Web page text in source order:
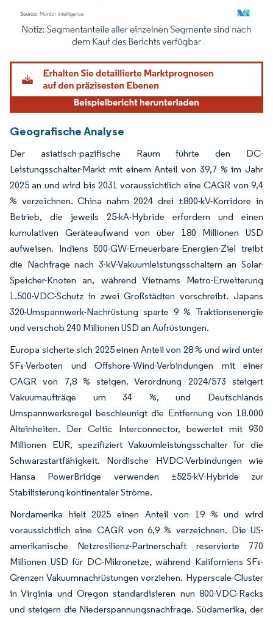
Bild © Mordor Intelligence. Wiederverwendung erfordert Namensnennung
Geografische Analyse
Der asiatisch-pazifische Raum führte den DC-
Leistungsschalter-Markt mit einem Anteil von 39,7 % im Jahr
2025 an und wird bis 2031 voraussichtlich eine CAGR von 9,4
% verzeichnen. China nahm 2024 drei ±800-kV-Korridore in
Betrieb, die jeweils 25-kA-Hybride erfordern und einen
kumulativen Geräteaufwand von über 180 Millionen USD
aufweisen. Indiens 500-GW-Erneuerbare-Energien-Ziel treibt
die Nachfrage nach 3-kV-Vakuumleistungsschaltern an Solar-
Speicher-Knoten an, während Vietnams Metro-Erweiterung
1.500-VDC-Schutz in zwei Großstädten vorschreibt. Japans
320-Umspannwerk-Nachrüstung sparte 9 % Traktionsenergie
und verschob 240 Millionen USD an Aufrüstungen.
Europa sicherte sich 2025 einen Anteil von 28 % und wird unter
SF₆-Verboten und Offshore-Wind-Verbindungen mit einer
CAGR von 7,8 % steigen. Verordnung 2024/573 steigert
Vakuumaufträge um 34 %, und Deutschlands
Umspannwerksregel beschleunigt die Entfernung von 18.000
Alteinheiten. Der Celtic Interconnector, bewertet mit 930
Millionen EUR, spezifiziert Vakuumleistungsschalter für die
Schwarzstartfähigkeit. Nordische HVDC-Verbindungen wie
Hansa PowerBridge verwenden ±525-kV-Hybride zur
Stabilisierung kontinentaler Ströme.
Nordamerika hielt 2025 einen Anteil von 19 % und wird
voraussichtlich eine CAGR von 6,9 % verzeichnen. Die US-
amerikanische Netzresilienz-Partnerschaft reservierte 770
Millionen USD für DC-Mikronetze, während Kaliforniens SF₆-
Grenzen Vakuumnachrüstungen vorziehen. Hyperscale-Cluster
in Virginia und Oregon standardisieren nun 800-VDC-Racks
und steigern die Niederspannungsnachfrage. Südamerika, der